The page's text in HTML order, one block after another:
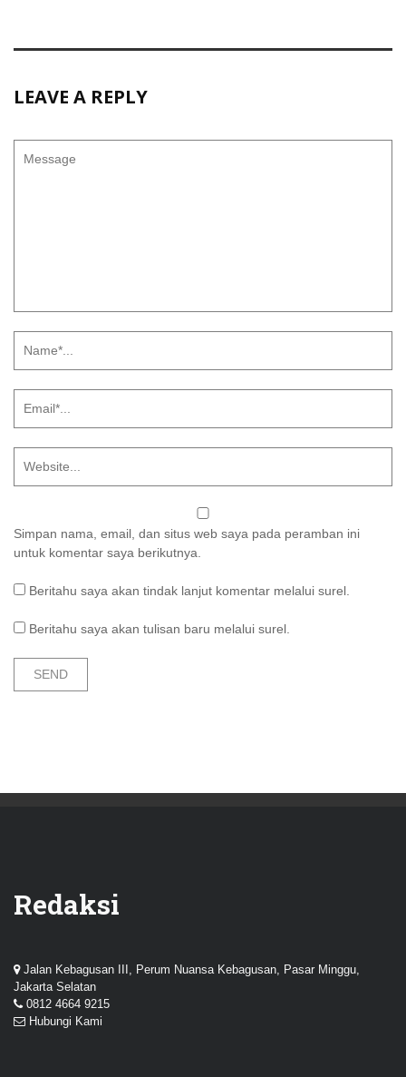
LEAVE A REPLY
Simpan nama, email, dan situs web saya pada peramban ini
untuk komentar saya berikutnya.
Beritahu saya akan tindak lanjut komentar melalui surel.
Beritahu saya akan tulisan baru melalui surel.
Redaksi
Jalan Kebagusan III, Perum Nuansa Kebagusan, Pasar Minggu,
Jakarta Selatan
0812 4664 9215
Hubungi Kami